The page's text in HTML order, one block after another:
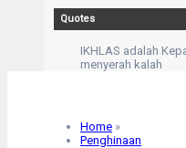
Quotes
IKHLAS adalah
menyerah kalah
orang lain
“Hanyalah kepada
Home »
Penghinaan